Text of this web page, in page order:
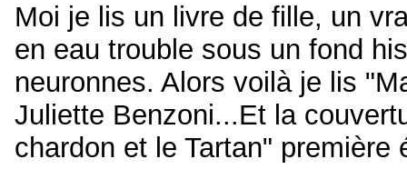
Moi je lis un livre de fille, un
en eau trouble sous un fond
neuronnes. Alors voilà je lis
Juliette Benzoni...Et la
chardon et le Tartan" première